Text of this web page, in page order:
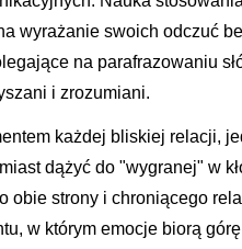
wyrażanie swoich odczuć
na parafrazowaniu
i zrozumiani.
każdej bliskiej relacji,
dążyć do "wygranej" w
obie strony i chroniącego
w którym emocje biorą